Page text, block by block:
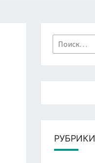
Найти:
РУБРИКИ